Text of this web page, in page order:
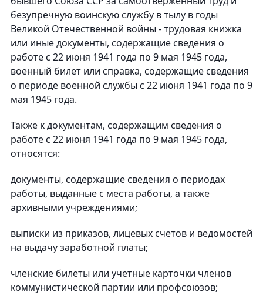
безупречную воинскую службу в тылу в годы
Великой Отечественной войны - трудовая книжка
или иные документы, содержащие сведения о
работе с 22 июня 1941 года по 9 мая 1945 года,
военный билет или справка, содержащие сведения
о периоде военной службы с 22 июня 1941 года по 9
мая 1945 года.
Также к документам, содержащим сведения о
работе с 22 июня 1941 года по 9 мая 1945 года,
относятся:
документы, содержащие сведения о периодах
работы, выданные с места работы, а также
архивными учреждениями;
выписки из приказов, лицевых счетов и ведомостей
на выдачу заработной платы;
членские билеты или учетные карточки членов
коммунистической партии или профсоюзов;